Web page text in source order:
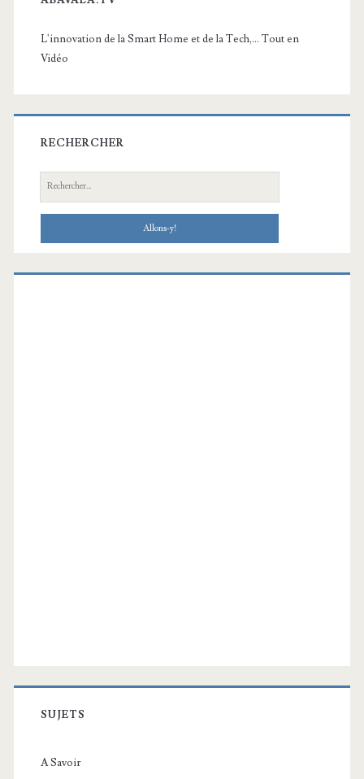
L'innovation de la Smart Home et de la Tech,... Tout en
Vidéo
RECHERCHER
Recherche:
SUJETS
A Savoir